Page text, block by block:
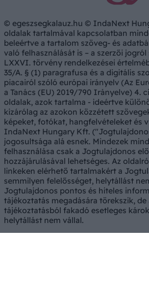
© egeszsegkalauz.hu © IndaNext
oldalak tartalmával kapcsolatban
beleértve a tartalom szöveg- és
való felhasználását is – a szerzői jogról
LXXVI. törvény rendelkezései
35/A. § (1) paragrafusa és a digitális
piacairól szóló európai irányelv (Az
a Tanács (EU) 2019/790 Irányelve) 4.
oldalak, azok tartalma - ideértve
kizárólag az azokon közzétett
képeket, fotókat, hangfelvételeket és
IndaNext Hungary Kft.
jogosultsága alá esnek. Mindezek
felhasználása csak a Jogtulajdonos
hozzájárulásával lehetséges. Az
linkeken elérhető tartalmakért a
semmilyen felelősséget, helytállást
Jogtulajdonos pontos és hiteles
tájékoztatás megadására törekszik, de
tájékoztatásból fakadó esetleges
helytállást nem vállal.